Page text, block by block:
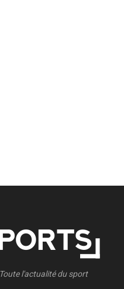
l'actualité du sport